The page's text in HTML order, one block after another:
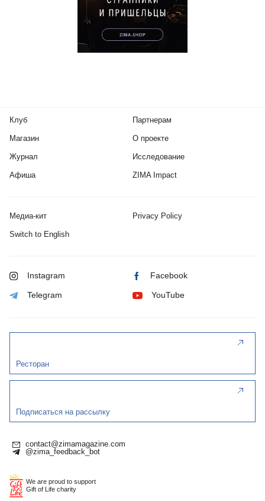
Клуб
Магазин
Журнал
Афиша
Партнерам
О проекте
Исследование
ZIMA Impact
Медиа-кит Privacy Policy
Switch to English
Instagram Facebook
Telegram YouTube
Ресторан
Подписаться на рассылку
contact@zimamagazine.com
@zima_feedback_bot
We are proud to support
Gift of Life charity